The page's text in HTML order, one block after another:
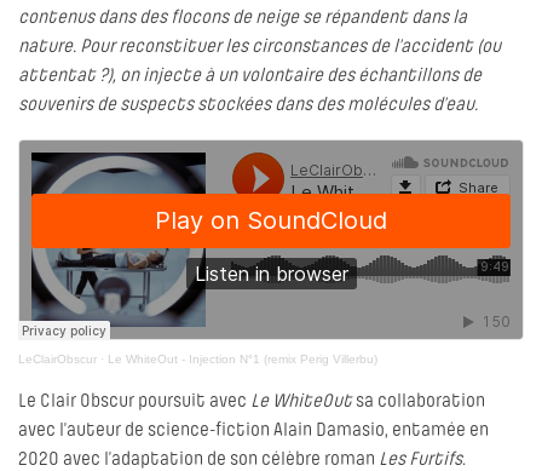
contenus dans des flocons de neige se répandent dans la
nature. Pour reconstituer les circonstances de l’accident (ou
attentat ?), on injecte à un volontaire des échantillons de
souvenirs de suspects stockées dans des molécules d’eau.
LeClairObscur · Le WhiteOut - Injection N°1 (remix Perig Villerbu)
Le Clair Obscur poursuit avec Le WhiteOutsa collaboration
avec l’auteur de science-fiction Alain Damasio, entamée en
2020 avec l’adaptation de son célèbre roman Les Furtifs.